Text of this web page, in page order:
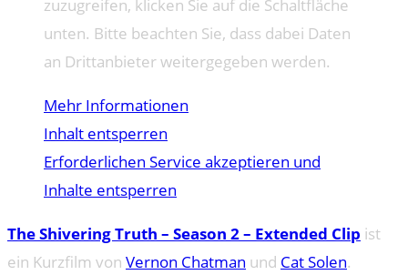
zuzugreifen, klicken Sie auf die Schaltfläche
unten. Bitte beachten Sie, dass dabei Daten
an Drittanbieter weitergegeben werden.
Mehr Informationen
Inhalt entsperren
Erforderlichen Service akzeptieren und
Inhalte entsperren
The Shivering Truth – Season 2 – Extended Clip ist
ein Kurzfilm von Vernon Chatman und Cat Solen.